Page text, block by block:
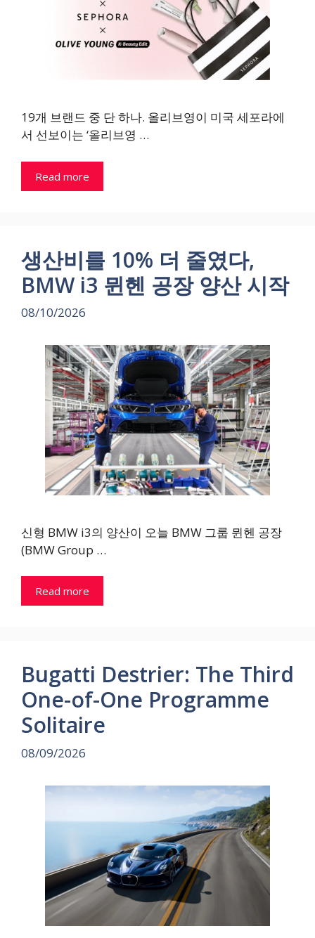
19개 브랜드 중 단 하나. 올리브영이 미국 세포라에
서 선보이는 ‘올리브영 …
Read more
생산비를 10% 더 줄였다,
BMW i3 뮌헨 공장 양산 시작
08/10/2026
신형 BMW i3의 양산이 오늘 BMW 그룹 뮌헨 공장
(BMW Group …
Read more
Bugatti Destrier: The Third
One-of-One Programme
Solitaire
08/09/2026